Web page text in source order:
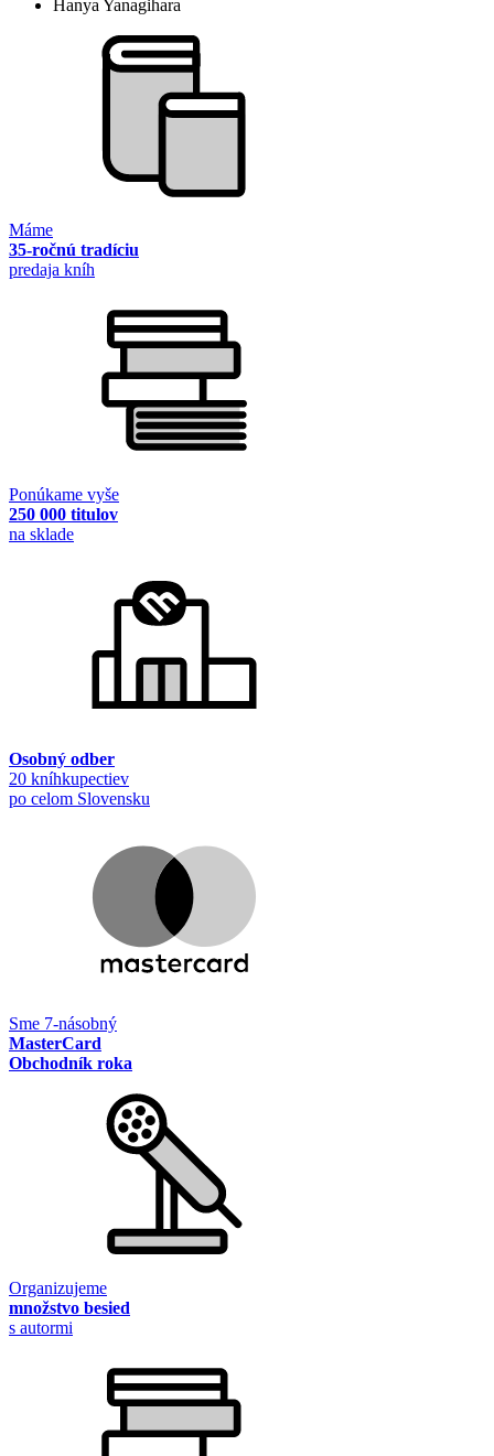
Hanya Yanagihara
Máme
35-ročnú tradíciu
predaja kníh
Ponúkame vyše
250 000 titulov
na sklade
Osobný odber
20 kníhkupectiev
po celom Slovensku
Sme 7-násobný
MasterCard
Obchodník roka
Organizujeme
množstvo besied
s autormi